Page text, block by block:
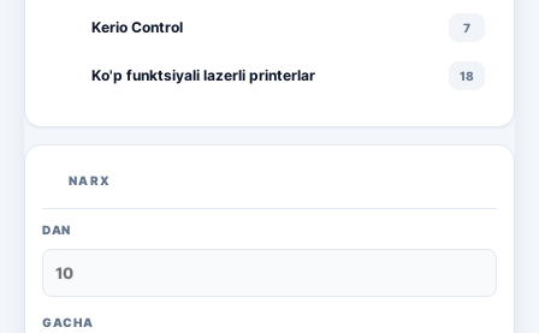
Kerio Control 7
Ko'p funktsiyali lazerli printerlar 18
Ko'p funktsiyali rangli lazerli printerlar 10
Lazerli printerlar
NARX
DAN
GACHA